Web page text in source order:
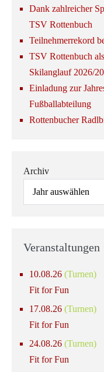
Dank zahlreicher
TSV Rottenbuch
Teilnehmerrekord
TSV Rottenbuch
Skilanglauf 2026/
Einladung zur
Fußballabteilung
Rottenbucher
Archiv
Veranstaltungen
10.08.26 (Turnen)
Fit for Fun
17.08.26 (Turnen)
Fit for Fun
24.08.26 (Turnen)
Fit for Fun